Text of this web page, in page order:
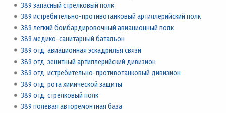
389 запасный стрелковый полк
389 истребительно-противотанковый артиллерийский полк
389 легкий бомбардировочный авиационный полк
389 медико-санитарный батальон
389 отд. авиационная эскадрилья связи
389 отд. зенитный артиллерийский дивизион
389 отд. истребительно-противотанковый дивизион
389 отд. рота химической защиты
389 отд. стрелковый полк
389 полевая авторемонтная база